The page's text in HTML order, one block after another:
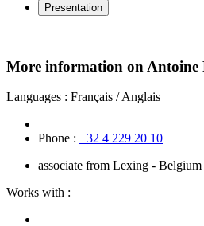
Presentation
More information on Antoine
Languages : Français / Anglais
Phone : +32 4 229 20 10
associate from Lexing -
Works with :